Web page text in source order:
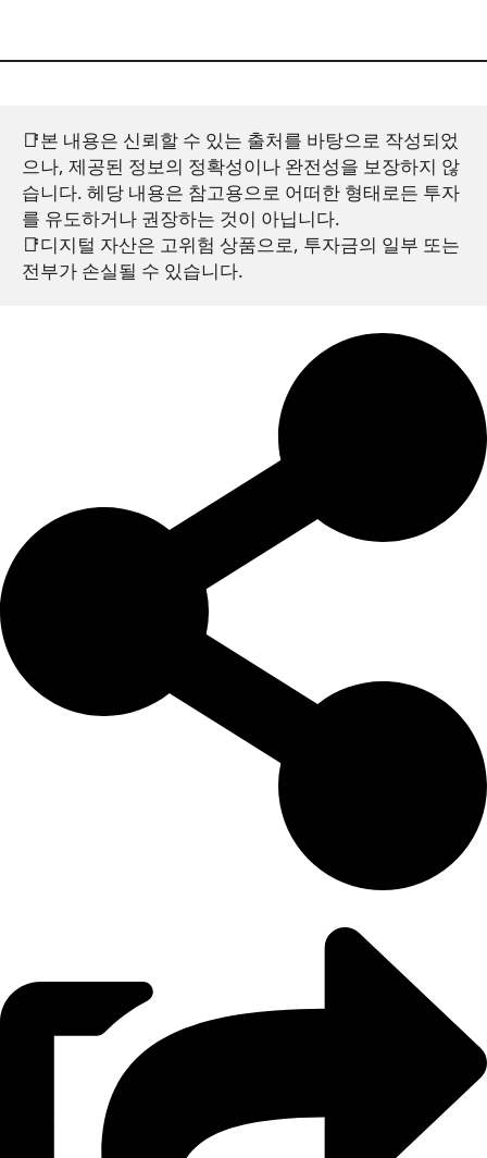
📑본 내용은 신뢰할 수 있는 출처를 바탕으로 작성되었
으나, 제공된 정보의 정확성이나 완전성을 보장하지 않
습니다. 헤당 내용은 참고용으로 어떠한 형태로든 투자
를 유도하거나 권장하는 것이 아닙니다.
📑디지털 자산은 고위험 상품으로, 투자금의 일부 또는
전부가 손실될 수 있습니다.